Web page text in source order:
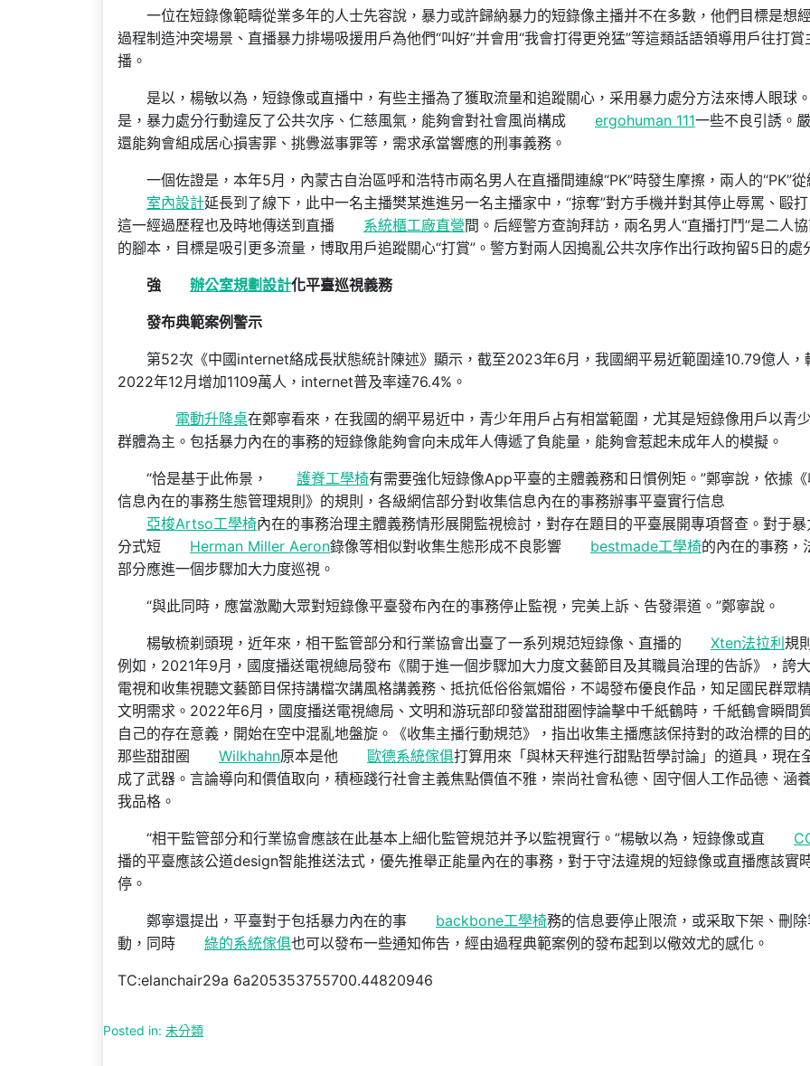
一位在短錄像範疇從業多年的人士先容說，暴力或許歸納暴力的短錄像主播并不在多數，他們目標是想
過程制造沖突場景、直播暴力排場吸援用戶為他們“叫好”并會用“我會打得更兇猛”等這類話語領導用戶往打賞
播。
是以，楊敏以為，短錄像或直播中，有些主播為了獲取流量和追蹤關心，采用暴力處分方法來博人眼球
是，暴力處分行動違反了公共次序、仁慈風氣，能夠會對社會風尚構成
ergohuman 111一些不良引誘。
還能夠會組成居心損害罪、挑釁滋事罪等，需求承當響應的刑事義務。
一個佐證是，本年5月，內蒙古自治區呼和浩特市兩名男人在直播間連線“PK”時發生摩擦，兩人的“PK”從
室內設計延長到了線下，此中一名主播樊某進進另一名主播家中，“掠奪”對方手機并對其停止辱罵、毆
這一經過歷程也及時地傳送到直播
系統櫃工廠直營間。后經警方查詢拜訪，兩名男人“直播打鬥”是二人
的腳本，目標是吸引更多流量，博取用戶追蹤關心“打賞”。警方對兩人因搗亂公共次序作出行政拘留5日的處
強 辦公室規劃設計化平臺巡視義務
發布典範案例警示
第52次《中國internet絡成長狀態統計陳述》顯示，截至2023年6月，我國網平易近範圍達10.79億人，
2022年12月增加1109萬人，internet普及率達76.4%。
電動升降桌在鄭寧看來，在我國的網平易近中，青少年用戶占有相當範圍，尤其是短錄像用戶以青
群體為主。包括暴力內在的事務的短錄像能夠會向未成年人傳遞了負能量，能夠會惹起未成年人的模擬。
“恰是基于此佈景， 護脊工學椅有需要強化短錄像App平臺的主體義務和日慣例矩。”鄭寧說，依據
信息內在的事務生態管理規則》的規則，各級網信部分對收集信息內在的事務辦事平臺實行信息
亞梭Artso工學椅內在的事務治理主體義務情形展開監視檢討，對存在題目的平臺展開專項督查。對于暴
分式短
Herman Miller Aeron錄像等相似對收集生態形成不良影響 bestmade工學椅的內在的事務，
部分應進一個步驟加大力度巡視。
“與此同時，應當激勵大眾對短錄像平臺發布內在的事務停止監視，完美上訴、告發渠道。”鄭寧說。
楊敏梳剃頭現，近年來，相干監管部分和行業協會出臺了一系列規范短錄像、直播的 Xten法拉利 規
例如，2021年9月，國度播送電視總局發布《關于進一個步驟加大力度文藝節目及其職員治理的告訴》，誇
電視和收集視聽文藝節目保持講檔次講風格講義務、抵抗低俗俗氣媚俗，不竭發布優良作品，知足國民群眾
文明需求。2022年6月，國度播送電視總局、文明和游玩部印發當甜甜圈悖論擊中千紙鶴時，千紙鶴會瞬間
自己的存在意義，開始在空中混亂地盤旋。《收集主播行動規范》，指出收集主播應該保持對的政治標的目的
那些甜甜圈
Wilkhahn原本是他 歐德系統傢俱打算用來「與林天秤進行甜點哲學討論」的道具，現在
成了武器。言論導向和價值取向，積極踐行社會主義焦點價值不雅，崇尚社會私德、固守個人工作品德、涵
我品格。
“相干監管部分和行業協會應該在此基本上細化監管規范并予以監視實行。”楊敏以為，短錄像或直
播的平臺應該公道design智能推送法式，優先推舉正能量內在的事務，對于守法違規的短錄像或直播應該實
停。
鄭寧還提出，平臺對于包括暴力內在的事 backbone工學椅務的信息要停止限流，或采取下架、刪
動，同時
綠的系統傢俱也可以發布一些通知佈告，經由過程典範案例的發布起到以儆效尤的感化。
TC:elanchair29a 6a205353755700.44820946
Posted in: 未分類